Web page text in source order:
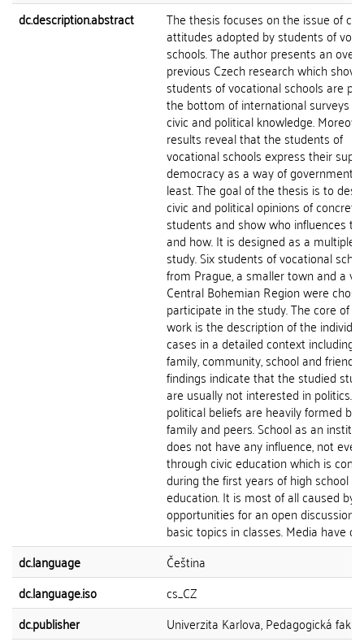
dc.description.abstract
The thesis focuses on the issue of
attitudes adopted by students of
schools. The author presents an
previous Czech research which
students of vocational schools are
the bottom of international surveys
civic and political knowledge.
results reveal that the students of
vocational schools express their
democracy as a way of government
least. The goal of the thesis is to
civic and political opinions of concrete
students and show who influences
and how. It is designed as a multiple
study. Six students of vocational
from Prague, a smaller town and a
Central Bohemian Region were
participate in the study. The core of
work is the description of the
cases in a detailed context including
family, community, school and
findings indicate that the studied
are usually not interested in politics.
political beliefs are heavily formed by
family and peers. School as an
does not have any influence, not even
through civic education which is
during the first years of high school
education. It is most of all caused by
opportunities for an open discussion
basic topics in classes. Media have
dc.language
Čeština
dc.language.iso
cs_CZ
dc.publisher
Univerzita Karlova, Pedagogická